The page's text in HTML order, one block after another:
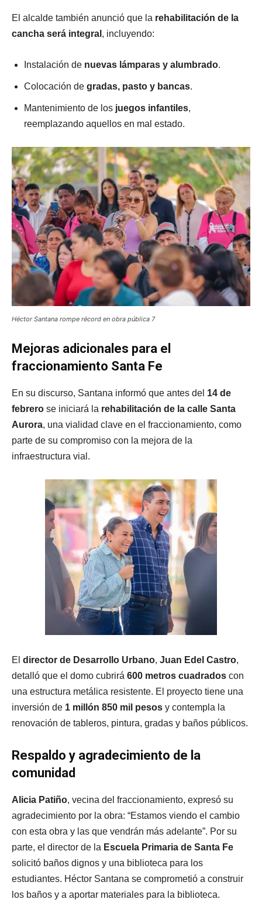
El alcalde también anunció que la rehabilitación de la
cancha será integral , incluyendo:
Instalación de nuevas lámparas y alumbrado.
Colocación de gradas, pasto y bancas.
Mantenimiento de los juegos infantiles,
reemplazando aquellos en mal estado.
Héctor Santana rompe récord en obra pública 7
Mejoras adicionales para el
fraccionamiento Santa Fe
En su discurso, Santana informó que antes del 14 de
febrero se iniciará la rehabilitación de la calle Santa
Aurora, una vialidad clave en el fraccionamiento, como
parte de su compromiso con la mejora de la
infraestructura vial.
El director de Desarrollo Urbano, Juan Edel Castro,
detalló que el domo cubrirá 600 metros cuadrados con
una estructura metálica resistente. El proyecto tiene una
inversión de 1 millón 850 mil pesos y contempla la
renovación de tableros, pintura, gradas y baños públicos.
Respaldo y agradecimiento de la
comunidad
Alicia Patiño, vecina del fraccionamiento, expresó su
agradecimiento por la obra: “Estamos viendo el cambio
con esta obra y las que vendrán más adelante”. Por su
parte, el director de la Escuela Primaria de Santa Fe
solicitó baños dignos y una biblioteca para los
estudiantes. Héctor Santana se comprometió a construir
los baños y a aportar materiales para la biblioteca.